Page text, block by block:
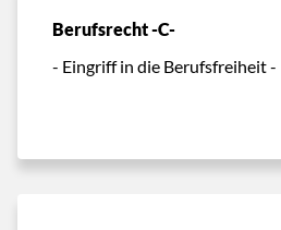
Berufsrecht -C-
- Eingriff in die Berufsfreiheit -